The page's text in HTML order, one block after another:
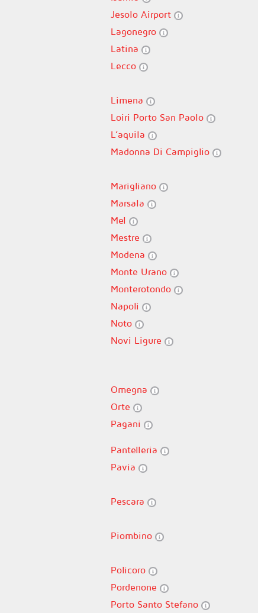
Jesolo Airport
Lagonegro
Latina
Lecco
Limena
Loiri Porto San Paolo
L’aquila
Madonna Di Campiglio
Marigliano
Marsala
Mel
Mestre
Modena
Monte Urano
Monterotondo
Napoli
Noto
Novi Ligure
Omegna
Orte
Pagani
Pantelleria
Pavia
Pescara
Piombino
Policoro
Pordenone
Porto Santo Stefano